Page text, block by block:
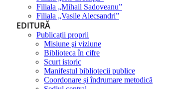
Filiala „Mihail Sadoveanu”
Filiala „Vasile Alecsandri”
EDITURĂ
Publicații proprii
Misiune şi viziune
Biblioteca în cifre
Scurt istoric
Manifestul bibliotecii publice
Coordonare și îndrumare metodică